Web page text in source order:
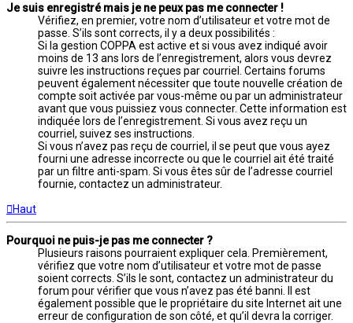
Je suis enregistré mais je ne peux pas me connecter !
Vérifiez, en premier, votre nom d’utilisateur et votre mot de
passe. S’ils sont corrects, il y a deux possibilités :
Si la gestion COPPA est active et si vous avez indiqué avoir
moins de 13 ans lors de l’enregistrement, alors vous devrez
suivre les instructions reçues par courriel. Certains forums
peuvent également nécessiter que toute nouvelle création de
compte soit activée par vous-même ou par un administrateur
avant que vous puissiez vous connecter. Cette information est
indiquée lors de l’enregistrement. Si vous avez reçu un
courriel, suivez ses instructions.
Si vous n’avez pas reçu de courriel, il se peut que vous ayez
fourni une adresse incorrecte ou que le courriel ait été traité
par un filtre anti-spam. Si vous êtes sûr de l’adresse courriel
fournie, contactez un administrateur.
Haut
Pourquoi ne puis-je pas me connecter ?
Plusieurs raisons pourraient expliquer cela. Premièrement,
vérifiez que votre nom d’utilisateur et votre mot de passe
soient corrects. S’ils le sont, contactez un administrateur du
forum pour vérifier que vous n’avez pas été banni. Il est
également possible que le propriétaire du site Internet ait une
erreur de configuration de son côté, et qu’il devra la corriger.